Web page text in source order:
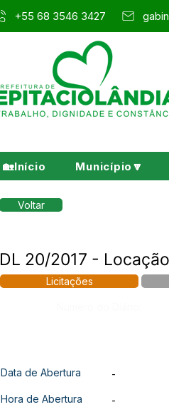
+55 68 3546 3427
🏡Início Município🔽
Voltar
DL 20/2017 -
Licitações
Data de Abertura -
Hora de Abertura -